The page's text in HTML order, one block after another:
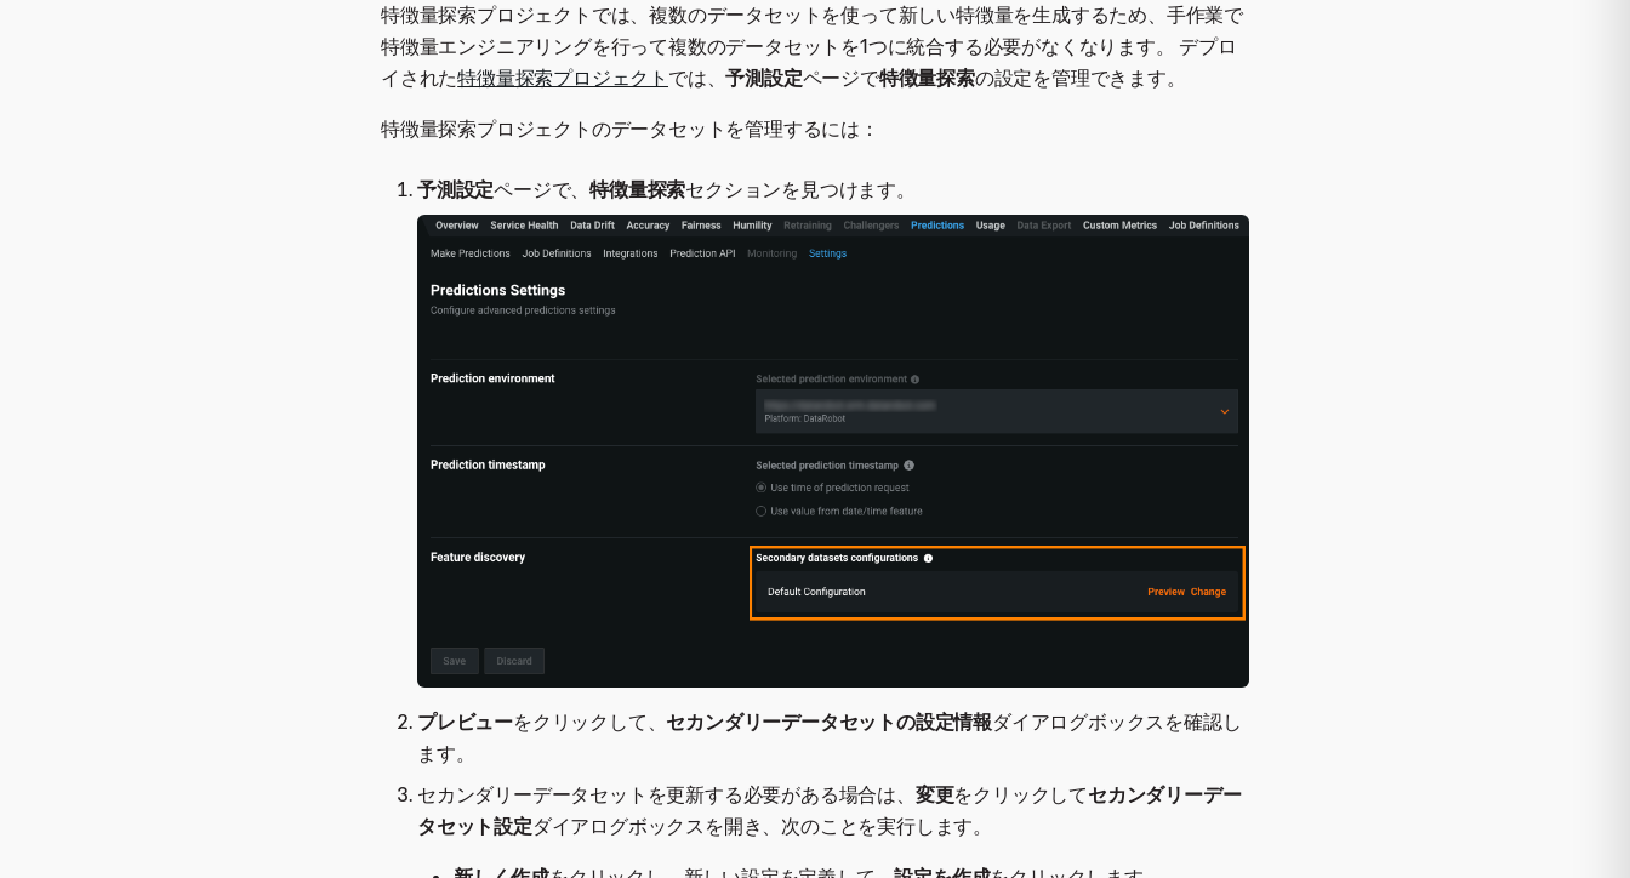
特徴量探索プロジェクトでは、複数のデータセットを使って新しい特徴量を生成するため、手作業で
特徴量エンジニアリングを行って複数のデータセットを1つに統合する必要がなくなります。 デプロ
イされた特徴量探索プロジェクト では、予測設定ページで特徴量探索の設定を管理できます。
特徴量探索プロジェクトのデータセットを管理するには：
予測設定ページで、特徴量探索セクションを見つけます。
プレビューをクリックして、 セカンダリーデータセットの設定情報ダイアログボックスを確認し
ます。
セカンダリーデータセットを更新する必要がある場合は、 変更をクリックしてセカンダリーデー
タセット設定ダイアログボックスを開き、次のことを実行します。